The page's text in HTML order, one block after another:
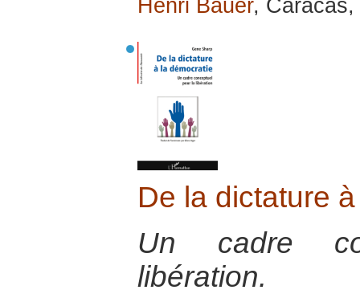
Henri Bauer, Caracas,
De la dictature
Un cadre
libération.